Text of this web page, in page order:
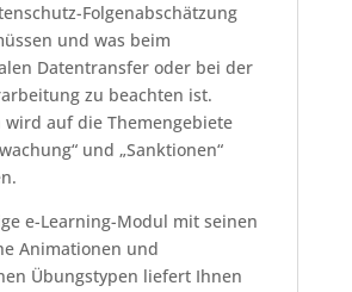
Folgenabschätzung
und was beim
Datentransfer oder bei der
zu beachten ist.
auf die Themengebiete
und „Sanktionen“
e-Learning-Modul mit seinen
Animationen und
Übungstypen liefert Ihnen